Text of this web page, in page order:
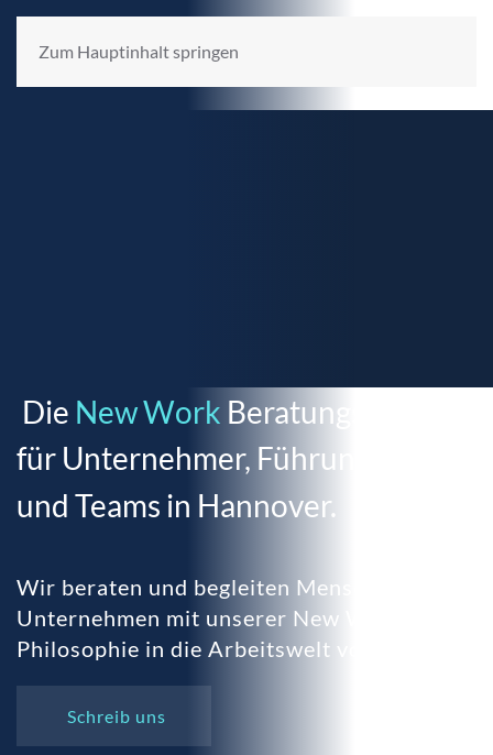
Zum Hauptinhalt springen
Die New Work Beratungsagentur
für Unternehmer, Führungskräfte
und Teams in Hannover.
Wir beraten und begleiten Menschen und
Unternehmen mit unserer New Work
Philosophie in die Arbeitswelt von morgen.
Schreib uns